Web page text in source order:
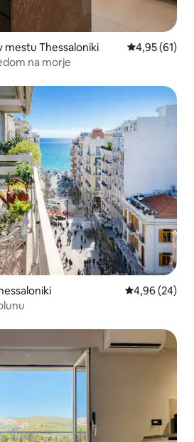
mestu Thessaloniki Povprečna
4,95 (61)
na morje
Povprečna
4,96 (24)
z značko »Izbira gostov«